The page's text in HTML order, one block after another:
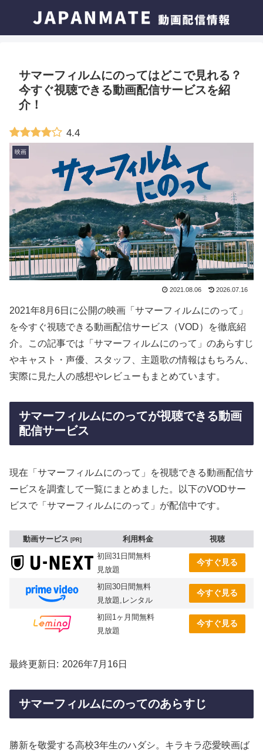
サマーフィルムにのってはどこで見れる？
今すぐ視聴できる動画配信サービスを紹
介！
4.4
映画
2021.08.06 2026.07.16
2021年8月6日に公開の映画「サマーフィルムにのって」
を今すぐ視聴できる動画配信サービス（VOD）を徹底紹
介。この記事では「サマーフィルムにのって」のあらすじ
やキャスト・声優、スタッフ、主題歌の情報はもちろん、
実際に見た人の感想やレビューもまとめています。
サマーフィルムにのってが視聴できる動画
配信サービス
現在「サマーフィルムにのって」を視聴できる動画配信サ
ービスを調査して一覧にまとめました。以下のVODサー
ビスで「サマーフィルムにのって」が配信中です。
動画サービス PR 利用料金
視聴
初回31日間無料
見放題
今すぐ見る
初回30日間無料
見放題,レンタル
今すぐ見る
初回1ヶ月間無料
見放題
今すぐ見る
最終更新日 2026年7月16日
サマーフィルムにのってのあらすじ
勝新を敬愛する高校3年生のハダシ。キラキラ恋愛映画ば